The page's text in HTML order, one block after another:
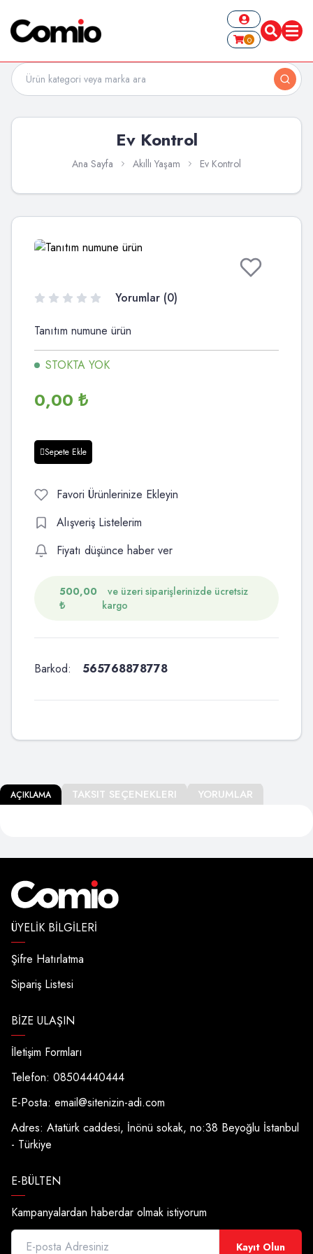
0
Ev Kontrol
Ana Sayfa Akıllı Yaşam Ev Kontrol
Yorumlar (0)
Tanıtım numune ürün
STOKTA YOK
0,00 ₺
Sepete Ekle
Favori Ürünlerinize Ekleyin
Alışveriş Listelerim
Fiyatı düşünce haber ver
500,00
₺
ve üzeri siparişlerinizde ücretsiz
kargo
Barkod: 565768878778
AÇIKLAMA TAKSIT SEÇENEKLERI YORUMLAR
ÜYELIK BILGILERI
Şifre Hatırlatma
Sipariş Listesi
BIZE ULAŞIN
İletişim Formları
Telefon: 08504440444
E-Posta: email@sitenizin-adi.com
Adres: Atatürk caddesi, İnönü sokak, no:38 Beyoğlu İstanbul
- Türkiye
E-BÜLTEN
Kampanyalardan haberdar olmak istiyorum
Kayıt Olun